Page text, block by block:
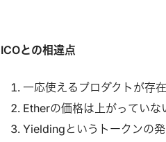
ICOとの相違点
一応使えるプロダクトが存
Etherの価格は上がっていな
Yieldingというトークンの